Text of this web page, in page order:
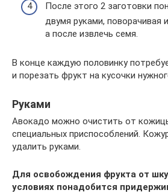
После этого 2 заготовки
двумя руками, поворачивая
а после извлечь семя.
В конце каждую половинку
и порезать фрукт на кусочки
Руками
Авокадо можно очистить от
специальных приспособлений.
удалить руками.
Для освобождения фрукта от
условиях понадобится